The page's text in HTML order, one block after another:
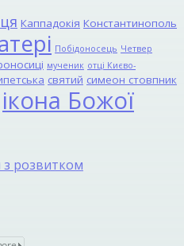
Каппадокія Константинополь
Побідоносець Четвер
мученик отці Києво-
святий симеон стовпник
ікона Божої
розвитком